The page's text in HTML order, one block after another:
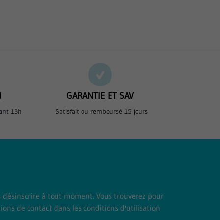
13h
GARANTIE ET SAV
Satisfait ou remboursé 15 jours
désinscrire à tout moment. Vous trouverez pour
de contact dans les conditions d'utilisation